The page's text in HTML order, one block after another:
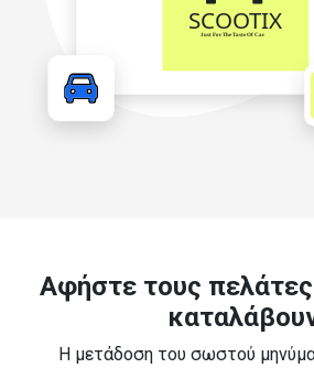
Αφήστε τους
Η μετάδοση του σωστού